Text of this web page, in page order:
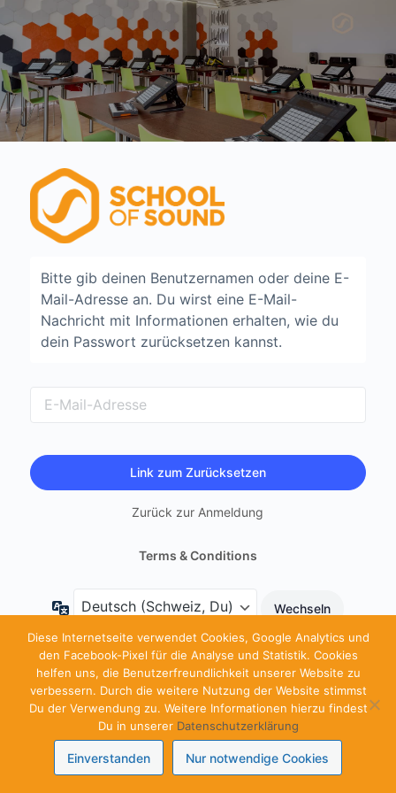
Passwort
zurücksetzen
Bitte gib deinen Benutzernamen oder deine E-
Mail-Adresse an. Du wirst eine E-Mail-
Nachricht mit Informationen erhalten, wie du
dein Passwort zurücksetzen kannst.
Address
Zurück zur Anmeldung
Terms & Conditions
Sprache
Diese Internetseite verwendet Cookies, Google Analytics und
den Facebook-Pixel für die Analyse und Statistik. Cookies
helfen uns, die Benutzerfreundlichkeit unserer Website zu
verbessern. Durch die weitere Nutzung der Website stimmst
Du der Verwendung zu. Weitere Informationen hierzu findest
Du in unserer Datenschutzerklärung
Einverstanden Nur notwendige Cookies